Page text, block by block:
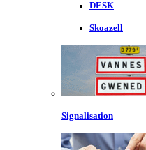
DESK
Skoazell
Signalisation